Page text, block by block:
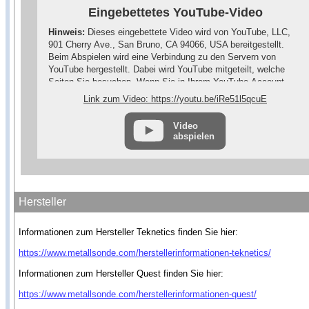
Eingebettetes YouTube-Video
Hinweis: Dieses eingebettete Video wird von YouTube, LLC,
901 Cherry Ave., San Bruno, CA 94066, USA bereitgestellt.
Beim Abspielen wird eine Verbindung zu den Servern von
YouTube hergestellt. Dabei wird YouTube mitgeteilt, welche
Seiten Sie besuchen. Wenn Sie in Ihrem YouTube-Account
eingeloggt sind, kann YouTube Ihr Surfverhalten Ihnen
persönlich zuzuordnen. Dies verhindern Sie, indem Sie sich
vorher aus Ihrem YouTube-Account ausloggen.
Wird ein YouTube-Video gestartet, setzt der Anbieter Cookies
ein, die Hinweise über das Nutzerverhalten sammeln.
Wer das Speichern von Cookies für das Google-Ads-Programm
Videos mit keinen solchen Cookies rechnen müssen. YouTube
legt aber auch in anderen Cookies nicht-personenbezogene
müssen Sie das Speichern von Cookies im Browser blockieren.
Weitere Informationen zum Datenschutz bei YouTube finden
Sie in der Datenschutzerklärung des Anbieters unter:
Link zum Video: https://youtu.be/iRe51l5qcuE
Video
abspielen
Hersteller
Informationen zum Hersteller Teknetics finden Sie hier:
https://www.metallsonde.com/herstellerinformationen-teknetics/
Informationen zum Hersteller Quest finden Sie hier:
https://www.metallsonde.com/herstellerinformationen-quest/